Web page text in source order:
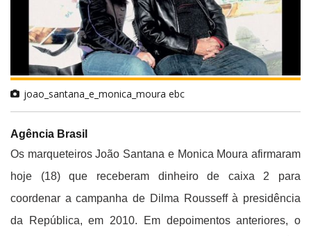
joao_santana_e_monica_moura ebc
Agência Brasil
Os marqueteiros João Santana e Monica Moura afirmaram
hoje (18) que receberam dinheiro de caixa 2 para
coordenar a campanha de Dilma Rousseff à presidência
da República, em 2010. Em depoimentos anteriores, o